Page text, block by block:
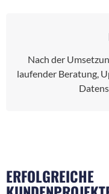
Nach der
laufender Beratung,
ERFOLGREICHE